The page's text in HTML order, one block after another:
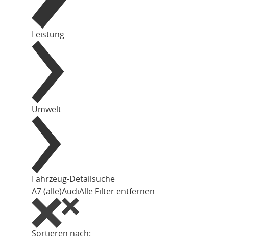
Leistung
Umwelt
Fahrzeug-Detailsuche
A7 (alle)AudiAlle Filter entfernen
Sortieren nach: